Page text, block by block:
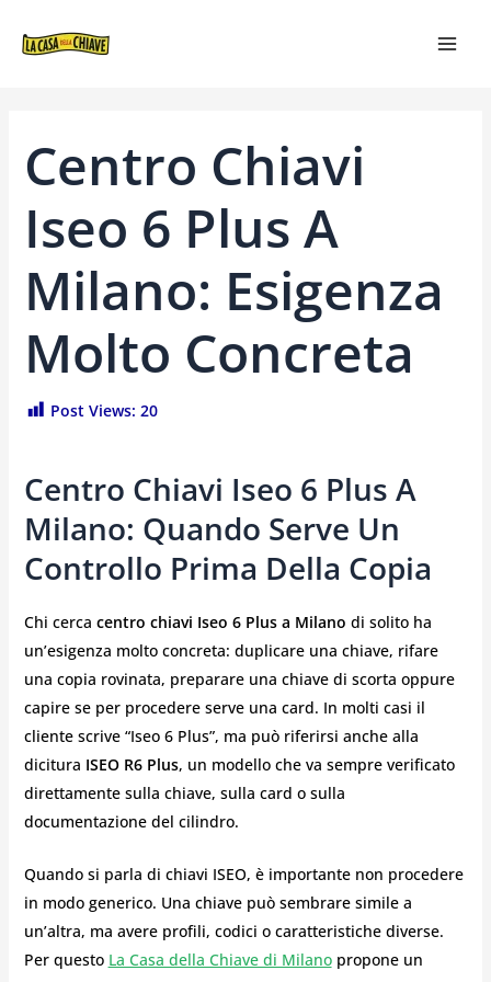
Centro Chiavi
Iseo 6 Plus A
Milano: Esigenza
Molto Concreta
Post Views: 20
Centro Chiavi Iseo 6 Plus A
Milano: Quando Serve Un
Controllo Prima Della Copia
Chi cerca centro chiavi Iseo 6 Plus a Milano di solito ha
un’esigenza molto concreta: duplicare una chiave, rifare
una copia rovinata, preparare una chiave di scorta oppure
capire se per procedere serve una card. In molti casi il
cliente scrive “Iseo 6 Plus”, ma può riferirsi anche alla
dicitura ISEO R6 Plus, un modello che va sempre verificato
direttamente sulla chiave, sulla card o sulla
documentazione del cilindro.
Quando si parla di chiavi ISEO, è importante non procedere
in modo generico. Una chiave può sembrare simile a
un’altra, ma avere profili, codici o caratteristiche diverse.
Per questo La Casa della Chiave di Milanopropone un
ARTICOLI